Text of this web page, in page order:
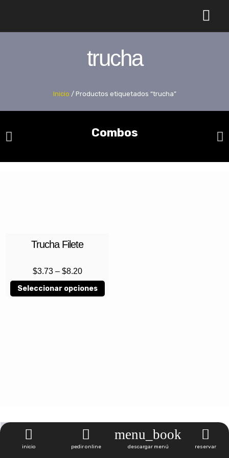
trucha
Inicio / Productos etiquetados “trucha”
Combos
Trucha Filete
$3.73– $8.20
Seleccionar opciones
inicio pedir online descargar menú reservar
3